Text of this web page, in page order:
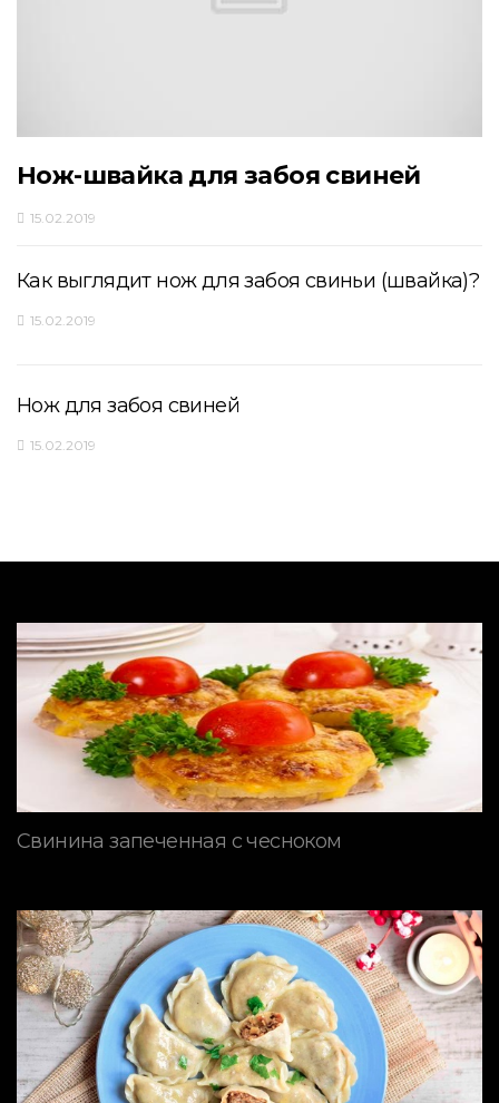
Нож-швайка для забоя свиней
15.02.2019
Как выглядит нож для забоя свиньи (швайка)?
15.02.2019
Нож для забоя свиней
15.02.2019
Свинина запеченная с чесноком